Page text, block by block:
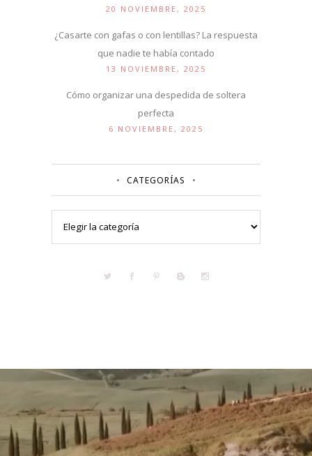
20 NOVIEMBRE, 2025
¿Casarte con gafas o con lentillas? La respuesta
que nadie te había contado
13 NOVIEMBRE, 2025
Cómo organizar una despedida de soltera
perfecta
6 NOVIEMBRE, 2025
CATEGORÍAS